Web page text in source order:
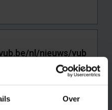
Over
pagina waar je de fout zag.